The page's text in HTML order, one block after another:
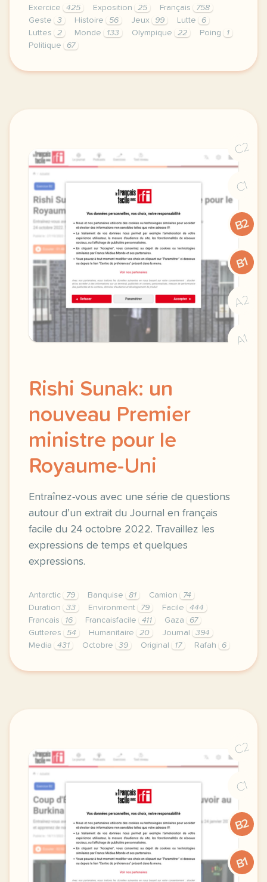
Exercice 425 Exposition 25 Français
758
Geste
3 Histoire 56 Jeux 99 Lutte
6
Luttes
2 Monde 133 Olympique 22 Poing
1
Politique
67
exercice b2 olympisme une histoire du monde
C2
C1
B2
B1
A2
A1
Rishi Sunak: un
nouveau Premier
ministre pour le
Royaume-Uni
Entraînez-vous avec une série de questions
autour d’un extrait du Journal en français
facile du 24 octobre 2022. Travaillez les
expressions de temps et quelques
expressions.
Antarctic 79 Banquise 81 Camion
74
Duration
33 Environment 79 Facile
444
Francais
16 Francaisfacile 411 Gaza
67
Gutteres
54 Humanitaire 20 Journal
394
Media
431 Octobre 39 Original 17 Rafah 6
exercice b2 rishi sunak un nouveau premier
C2
C1
B2
B1